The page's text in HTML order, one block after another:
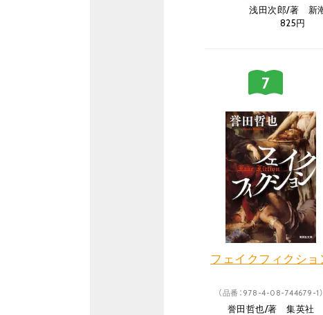
浅田次郎/著 新
825円
フェイクフィクショ
（品番：978-4-08-744679-1）
誉田哲也/著 集英社